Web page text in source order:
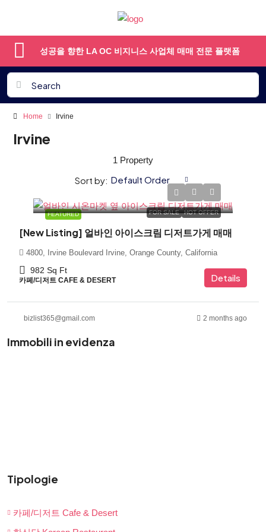
성공을 향한 LA OC 비지니스 사업체 매매 전문 플랫폼
Home Irvine
Irvine
1 Property
Sort by: Default Order
FEATURED FOR SALE HOT OFFER
[New Listing] 얼바인 아이스크림 디저트가게 매매
4800, Irvine Boulevard Irvine, Orange County, California
982 Sq Ft
카페/디저트 CAFE & DESERT Details
bizlist365@gmail.com 2 months ago
Immobili in evidenza
Tipologie
카페/디저트 Cafe & Desert